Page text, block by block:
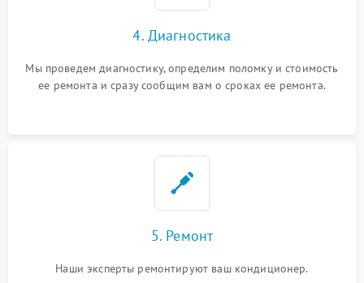
4. Диагностика
Мы проведем диагностику, определим поломку и стоимость
ее ремонта и сразу сообщим вам о сроках ее ремонта.
5. Ремонт
Наши эксперты ремонтируют ваш кондиционер.